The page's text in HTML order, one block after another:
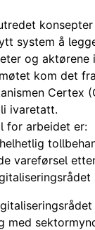
system å
og
kom det
Certex
ivaretatt.
for arbeidet er:
vareførsel
med